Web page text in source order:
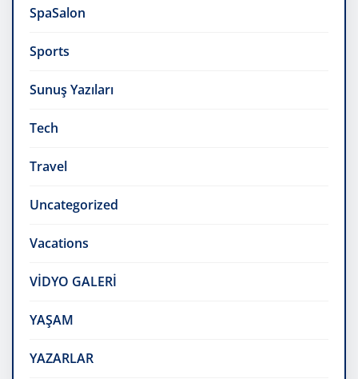
SpaSalon
Sports
Sunuş Yazıları
Tech
Travel
Uncategorized
Vacations
VİDYO GALERİ
YAŞAM
YAZARLAR